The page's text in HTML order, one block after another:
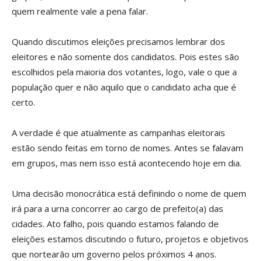
quem realmente vale a pena falar.
Quando discutimos eleições precisamos lembrar dos
eleitores e não somente dos candidatos. Pois estes são
escolhidos pela maioria dos votantes, logo, vale o que a
população quer e não aquilo que o candidato acha que é
certo.
A verdade é que atualmente as campanhas eleitorais
estão sendo feitas em torno de nomes. Antes se falavam
em grupos, mas nem isso está acontecendo hoje em dia.
Uma decisão monocrática está definindo o nome de quem
irá para a urna concorrer ao cargo de prefeito(a) das
cidades. Ato falho, pois quando estamos falando de
eleições estamos discutindo o futuro, projetos e objetivos
que nortearão um governo pelos próximos 4 anos.